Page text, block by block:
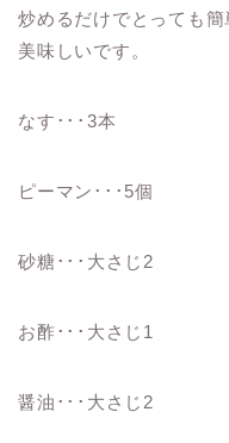
炒めるだけでとっても
美味しいです。
なす･･･3本
ピーマン･･･5個
砂糖･･･大さじ2
お酢･･･大さじ1
醤油･･･大さじ2